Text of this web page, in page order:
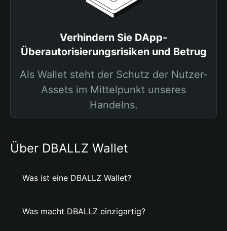
Verhindern Sie DApp-
Überautorisierungsrisiken und Betrug
Als Wallet steht der Schutz der Nutzer-
Assets im Mittelpunkt unseres
Handelns.
Über DBALLZ Wallet
Was ist eine DBALLZ Wallet?
Was macht DBALLZ einzigartig?